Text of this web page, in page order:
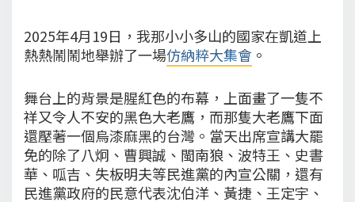
2025年4月19日，我那小小多山的國家在凱道上
熱熱鬧鬧地舉辦了一場仿納粹大集會 。
舞台上的背景是腥紅色的布幕，上面畫了一隻不
祥又令人不安的黑色大老鷹，而那隻大老鷹下面
還壓著一個烏漆麻黑的台灣。當天出席宣講大罷
免的除了八炯、曹興誠、閩南狼、波特王、史書
華、呱吉、失板明夫等民進黨的內宣公關，還有
民進黨政府的民意代表沈伯洋、黃捷、王定宇、